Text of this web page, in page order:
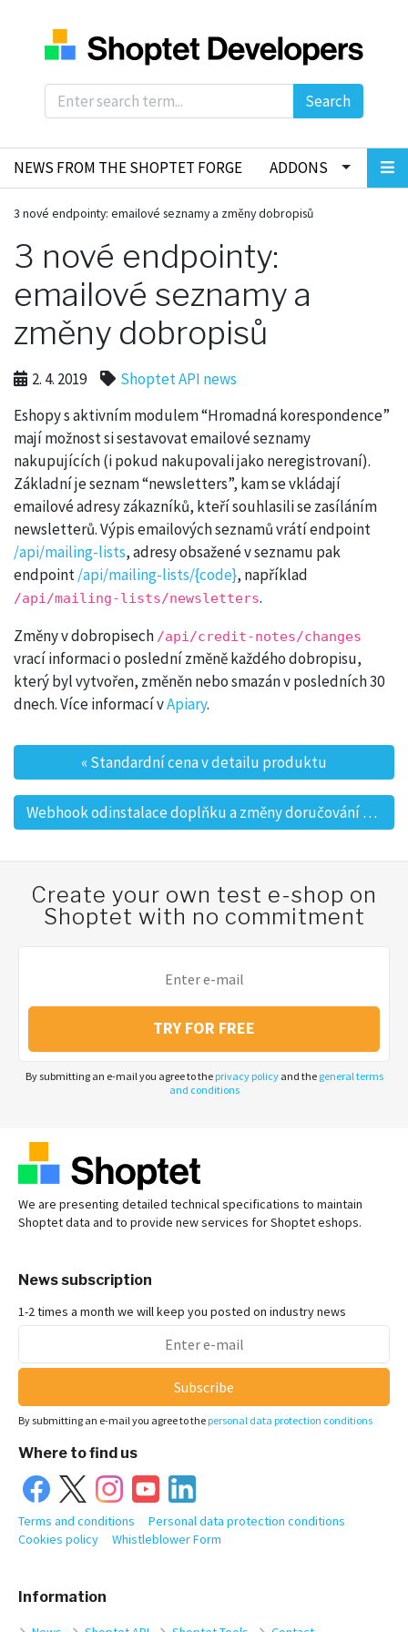
Search
NEWS FROM THE SHOPTET FORGE ADDONS
3 nové endpointy: emailové seznamy a změny dobropisů
3 nové endpointy:
emailové seznamy a
změny dobropisů
2. 4. 2019
Shoptet API news
Eshopy s aktivním modulem “Hromadná korespondence”
mají možnost si sestavovat emailové seznamy
nakupujících (i pokud nakupovali jako neregistrovaní).
Základní je seznam “newsletters”, kam se vkládají
emailové adresy zákazníků, kteří souhlasili se zasíláním
newsletterů. Výpis emailových seznamů vrátí endpoint
/api/mailing-lists, adresy obsažené v seznamu pak
endpoint/api/mailing-lists/{code}, například
/api/mailing-lists/newsletters.
Změny v dobropisech /api/credit-notes/changes
vrací informaci o poslední změně každého dobropisu,
který byl vytvořen, změněn nebo smazán v posledních 30
dnech. Více informací vApiary.
Post navigation
«Standardní cena v detailu produktu
Webhook odinstalace doplňku a změny doručování webhooků
Create your own test e-shop on
Shoptet with no commitment
TRY FOR FREE
By submitting an e-mail you agree to the privacy policyand the general terms
and conditions
We are presenting detailed technical specifications to maintain
Shoptet data and to provide new services for Shoptet eshops.
Information
News subscription
1-2 times a month we will keep you posted on industry news
Subscribe
By submitting an e-mail you agree to the personal data protection conditions
Where to find us
Terms and conditions
Personal data protection conditions
Cookies policy
Whistleblower Form